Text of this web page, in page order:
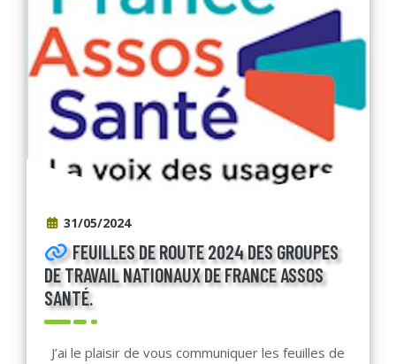
31/05/2024
FEUILLES DE ROUTE 2024 DES GROUPES
DE TRAVAIL NATIONAUX DE FRANCE ASSOS
SANTÉ.
J’ai le plaisir de vous communiquer les feuilles de